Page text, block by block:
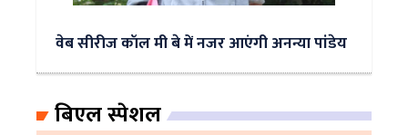
वेब सीरीज कॉल मी बे में नजर आएंगी अनन्या पांडेय
बिएल स्पेशल